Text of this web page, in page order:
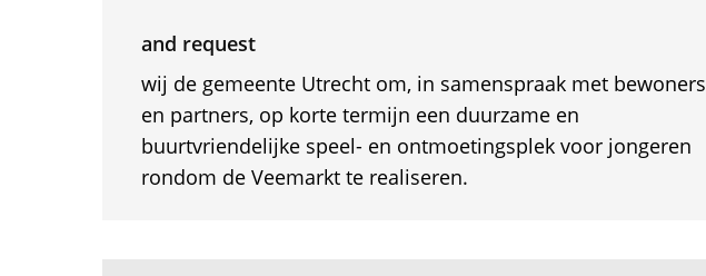
and request
wij de gemeente Utrecht om, in samenspraak met bewoners
en partners, op korte termijn een duurzame en
buurtvriendelijke speel- en ontmoetingsplek voor jongeren
rondom de Veemarkt te realiseren.